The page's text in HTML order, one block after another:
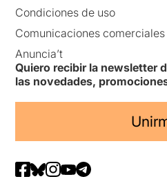
Condiciones de uso
Comunicaciones
Anuncia’t
Quiero recibir la newsletter
las novedades,